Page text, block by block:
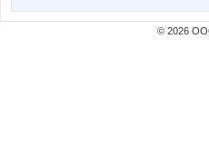
© 2026